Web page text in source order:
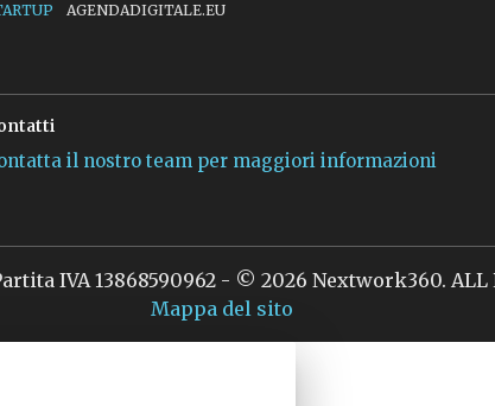
AGENDADIGITALE.EU
il nostro team per maggiori informazioni
IVA 13868590962 - © 2026 Nextwork360. ALL
Mappa del sito